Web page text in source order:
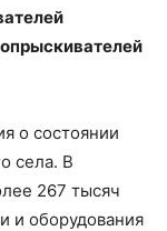
о состоянии
села. В
267 тысяч
и оборудования